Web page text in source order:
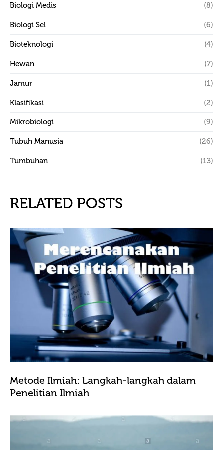
Biologi Medis (8)
Biologi Sel (6)
Bioteknologi (4)
Hewan (7)
Jamur (1)
Klasifikasi (2)
Mikrobiologi (9)
Tubuh Manusia (26)
Tumbuhan (13)
RELATED POSTS
Metode Ilmiah: Langkah-langkah dalam
Penelitian Ilmiah